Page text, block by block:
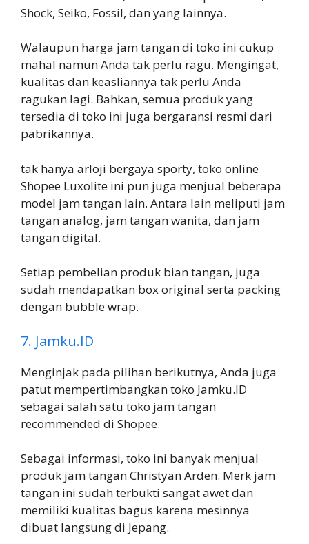
Shock, Seiko, Fossil, dan yang lainnya.
Walaupun harga jam tangan di toko ini cukup
mahal namun Anda tak perlu ragu. Mengingat,
kualitas dan keasliannya tak perlu Anda
ragukan lagi. Bahkan, semua produk yang
tersedia di toko ini juga bergaransi resmi dari
pabrikannya.
tak hanya arloji bergaya sporty, toko online
Shopee Luxolite ini pun juga menjual beberapa
model jam tangan lain. Antara lain meliputi jam
tangan analog, jam tangan wanita, dan jam
tangan digital.
Setiap pembelian produk bian tangan, juga
sudah mendapatkan box original serta packing
dengan bubble wrap.
7. Jamku.ID
Menginjak pada pilihan berikutnya, Anda juga
patut mempertimbangkan toko Jamku.ID
sebagai salah satu toko jam tangan
recommended di Shopee.
Sebagai informasi, toko ini banyak menjual
produk jam tangan Christyan Arden. Merk jam
tangan ini sudah terbukti sangat awet dan
memiliki kualitas bagus karena mesinnya
dibuat langsung di Jepang.